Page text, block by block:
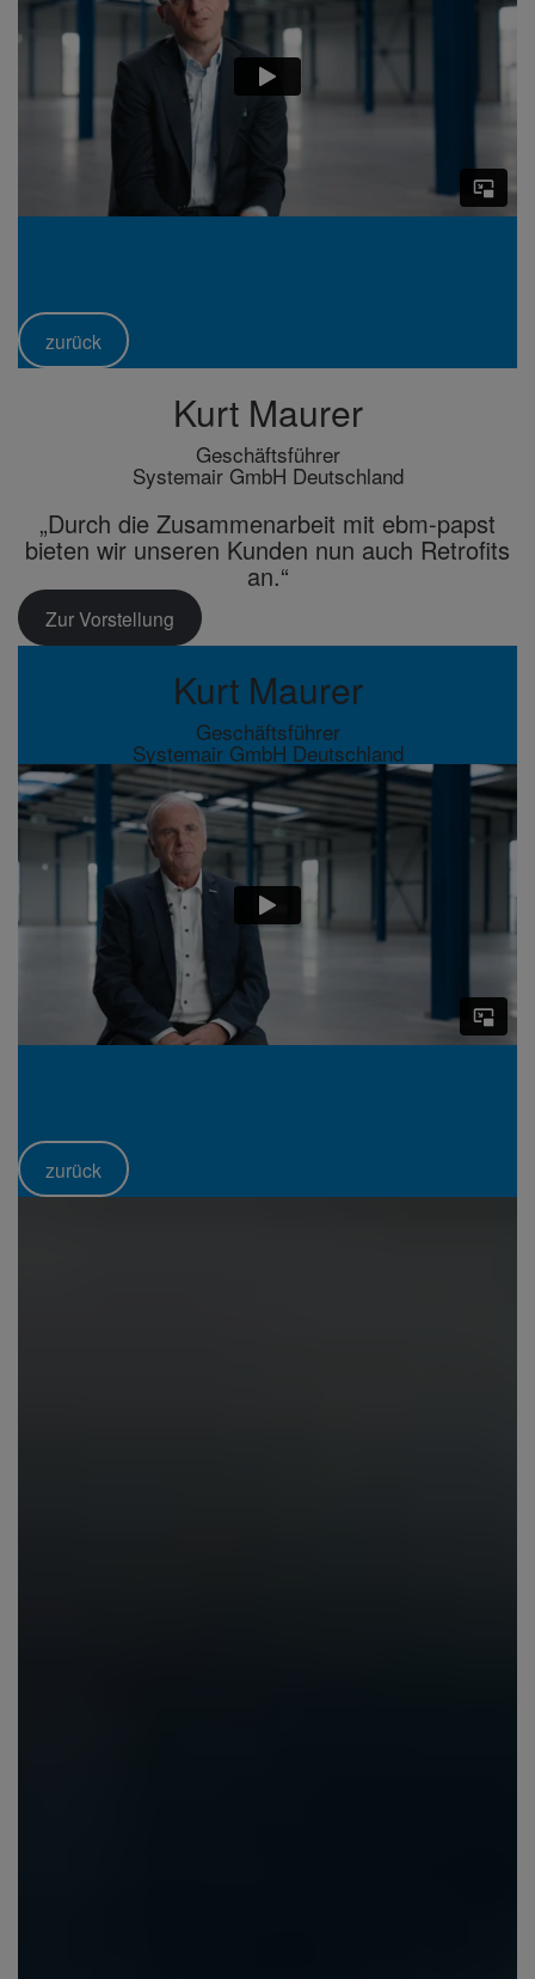
zurück
Kurt Maurer
Geschäfts­führer
Systemair GmbH Deutsch­land
„Durch die Zusam­men­ar­beit mit ebm-papst
bieten wir unseren Kunden nun auch Retro­fits
an.“
Zur Vorstel­lung
Kurt Maurer
Geschäfts­führer
Systemair GmbH Deutsch­land
zurück